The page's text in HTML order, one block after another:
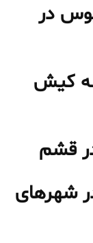
در
کیش
قشم
شهرهای